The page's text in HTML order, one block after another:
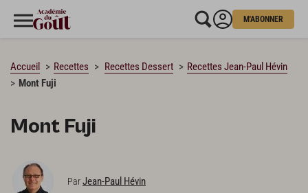
M'ABONNER
Accueil Recettes Recettes Dessert
Recettes Jean-Paul Hévin
Mont Fuji
Mont Fuji
ParJean-Paul Hévin
CHARGEMENT…